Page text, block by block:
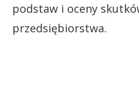
podstaw i oceny
przedsiębiorstwa.